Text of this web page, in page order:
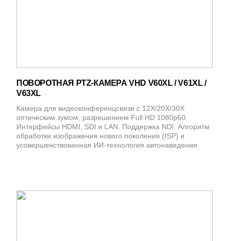
ПОВОРОТНАЯ PTZ-КАМЕРА VHD V60XL / V61XL /
V63XL
Камера для видеоконференцсвязи с 12X/20X/30X
оптическим зумом, разрешением Full HD 1080p60.
Интерфейсы HDMI, SDI и LAN. Поддержка NDI. Алгоритм
обработки изображения нового поколения (ISP) и
усовершенствованная ИИ-технология автонаведения.